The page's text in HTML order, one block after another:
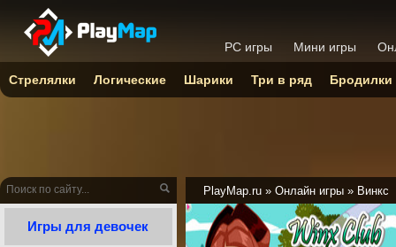
PlayMap.ru » Онлайн игры » Винкс
Игры для девочек
PC игры Мини игры
Стрелялки Логические Шарики Три в ряд Бродилки